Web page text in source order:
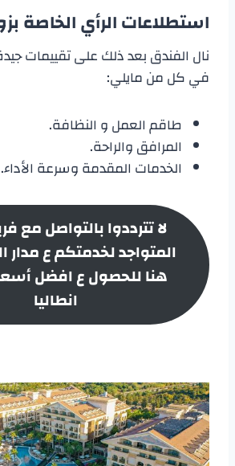
استطلاعات الرأي الخاصة
في كل من مايلي:
طاقم العمل و النظافة.
المرافق والراحة.
الخدمات المقدمة وسرعة الأداء.
لا تترددوا بالتواصل مع
المتواجد لخدمتكم ع
هنا للحصول ع افضل
انطاليا